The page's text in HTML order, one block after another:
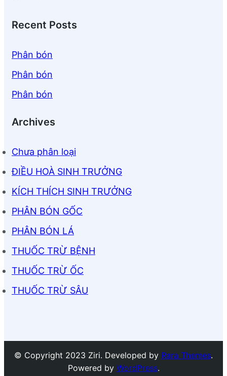
Recent Posts
Phân bón
Phân bón
Phân bón
Archives
Chưa phân loại
ĐIỀU HOÀ SINH TRƯỞNG
KÍCH THÍCH SINH TRƯỞNG
PHÂN BÓN GỐC
PHÂN BÓN LÁ
THUỐC TRỪ BỆNH
THUỐC TRỪ ỐC
THUỐC TRỪ SÂU
© Copyright 2023 Ziri. Developed by Rara Themes.
Powered by WordPress.